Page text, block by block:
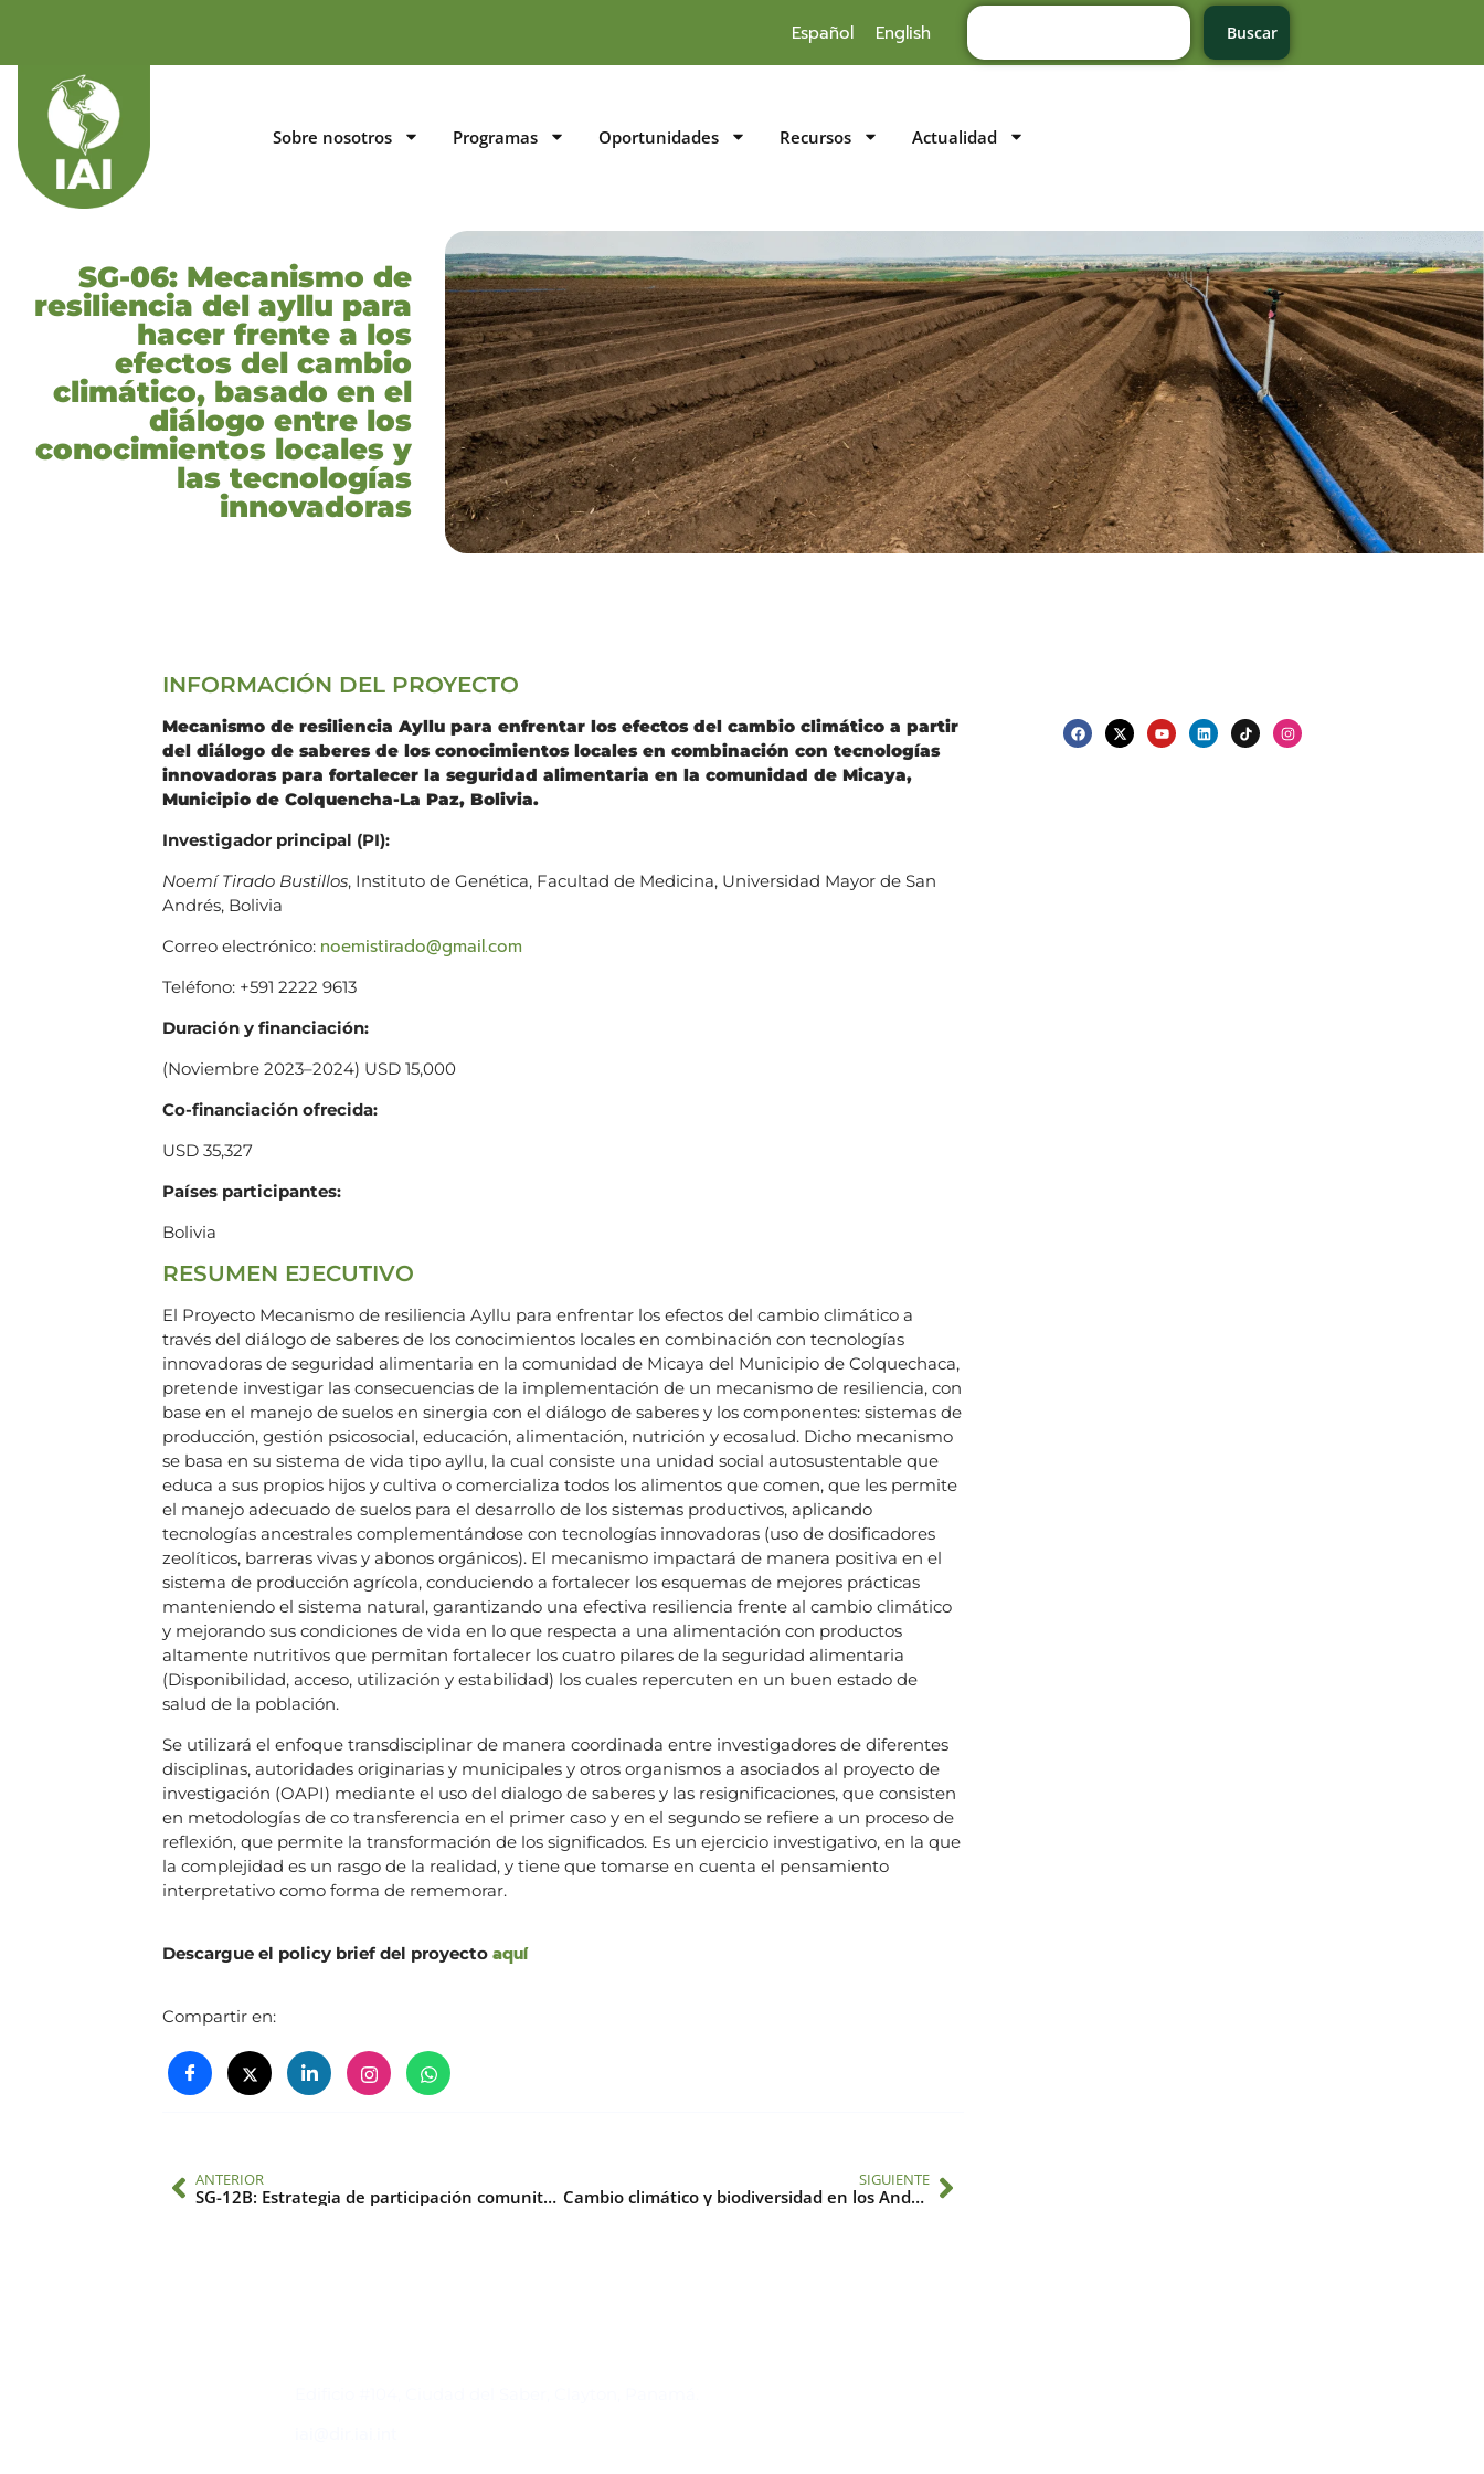
Español English Buscar
Sobre nosotros Programas Oportunidades Recursos Actualidad
SG-06: Mecanismo de
resiliencia del ayllu para
hacer frente a los
efectos del cambio
climático, basado en el
diálogo entre los
conocimientos locales y
las tecnologías
innovadoras
INFORMACIÓN DEL PROYECTO
Mecanismo de resiliencia Ayllu para enfrentar los efectos del cambio climático a partir
del diálogo de saberes de los conocimientos locales en combinación con tecnologías
innovadoras para fortalecer la seguridad alimentaria en la comunidad de Micaya,
Municipio de Colquencha-La Paz, Bolivia.
Investigador principal (PI):
Noemí Tirado Bustillos, Instituto de Genética, Facultad de Medicina, Universidad Mayor de San
Andrés, Bolivia
Correo electrónico: noemistirado@gmail.com
Teléfono: +591 2222 9613
Duración y financiación:
(Noviembre 2023–2024) USD 15,000
Co-financiación ofrecida:
USD 35,327
Países participantes:
Bolivia
RESUMEN EJECUTIVO
El Proyecto Mecanismo de resiliencia Ayllu para enfrentar los efectos del cambio climático a
través del diálogo de saberes de los conocimientos locales en combinación con tecnologías
innovadoras de seguridad alimentaria en la comunidad de Micaya del Municipio de Colquechaca,
pretende investigar las consecuencias de la implementación de un mecanismo de resiliencia, con
base en el manejo de suelos en sinergia con el diálogo de saberes y los componentes: sistemas de
producción, gestión psicosocial, educación, alimentación, nutrición y ecosalud. Dicho mecanismo
se basa en su sistema de vida tipo ayllu, la cual consiste una unidad social autosustentable que
educa a sus propios hijos y cultiva o comercializa todos los alimentos que comen, que les permite
el manejo adecuado de suelos para el desarrollo de los sistemas productivos, aplicando
tecnologías ancestrales complementándose con tecnologías innovadoras (uso de dosificadores
zeolíticos, barreras vivas y abonos orgánicos). El mecanismo impactará de manera positiva en el
sistema de producción agrícola, conduciendo a fortalecer los esquemas de mejores prácticas
manteniendo el sistema natural, garantizando una efectiva resiliencia frente al cambio climático
y mejorando sus condiciones de vida en lo que respecta a una alimentación con productos
altamente nutritivos que permitan fortalecer los cuatro pilares de la seguridad alimentaria
(Disponibilidad, acceso, utilización y estabilidad) los cuales repercuten en un buen estado de
salud de la población.
Se utilizará el enfoque transdisciplinar de manera coordinada entre investigadores de diferentes
disciplinas, autoridades originarias y municipales y otros organismos a asociados al proyecto de
investigación (OAPI) mediante el uso del dialogo de saberes y las resignificaciones, que consisten
en metodologías de co transferencia en el primer caso y en el segundo se refiere a un proceso de
reflexión, que permite la transformación de los significados. Es un ejercicio investigativo, en la que
la complejidad es un rasgo de la realidad, y tiene que tomarse en cuenta el pensamiento
interpretativo como forma de rememorar.
Descargue el policy brief del proyecto aquí
Compartir en:
ANTERIOR
SG-12B: Estrategia de participación comunitaria para la prevención y el manejo de los factores de riesgo en la transmisión del dengue
SIGUIENTE
Cambio climático y biodiversidad en los Andes Tropicales